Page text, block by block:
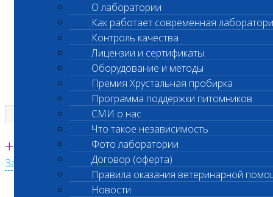
ШАНС БИО
Независимая ветеринарная лаборатория
Единая круглосуточная справочная
+7 495 260 0 260
Заказать звонок с сайта
О лаборатории
Как работает современная
Контроль качества
Лицензии и сертификаты
Оборудование и методы
Премия Хрустальная пробирка
Программа поддержки питомников
СМИ о нас
Что такое независимость
Фото лаборатории
Договор (оферта)
Правила оказания ветеринарной
Новости
Главная страница